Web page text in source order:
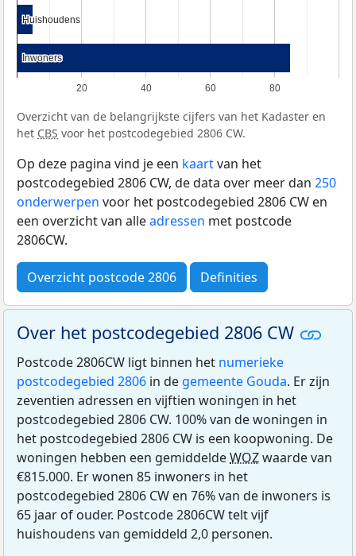
20 40 60 80
Huishoudens
Huishoudens
Inwoners
Inwoners
Overzicht van de belangrijkste cijfers van het Kadaster en
het CBS voor het postcodegebied 2806 CW.
Op deze pagina vind je een kaartvan het
postcodegebied 2806 CW, de data over meer dan 250
onderwerpen voor het postcodegebied 2806 CW en
een overzicht van alleadressen met postcode
2806CW.
Overzicht postcode 2806 Definities
Over het postcodegebied 2806 CW
Postcode 2806CW ligt binnen het numerieke
postcodegebied 2806 in de gemeente Gouda. Er zijn
zeventien adressen en vijftien woningen in het
postcodegebied 2806 CW. 100% van de woningen in
het postcodegebied 2806 CW is een koopwoning. De
woningen hebben een gemiddeldeWOZwaarde van
€815.000. Er wonen 85 inwoners in het
postcodegebied 2806 CW en 76% van de inwoners is
65 jaar of ouder. Postcode 2806CW telt vijf
huishoudens van gemiddeld 2,0 personen.